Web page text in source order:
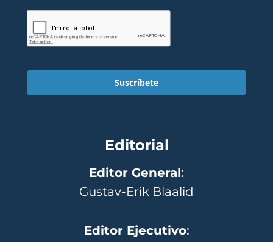
Suscríbete
Editorial
Editor General:
Gustav-Erik Blaalid
Editor Ejecutivo: